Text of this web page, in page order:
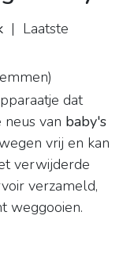
| Laatste
)
dat
van baby's
vrij en kan
verwijderde
verzameld,
weggooien.